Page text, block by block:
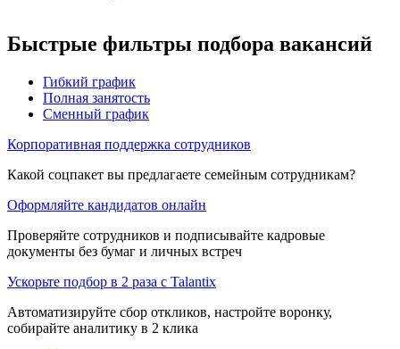
Быстрые фильтры подбора вакансий
Гибкий график
Полная занятость
Сменный график
Корпоративная поддержка сотрудников
Какой соцпакет вы предлагаете семейным сотрудникам?
Оформляйте кандидатов онлайн
Проверяйте сотрудников и подписывайте кадровые
документы без бумаг и личных встреч
Ускорьте подбор в 2 раза с Talantix
Автоматизируйте сбор откликов, настройте воронку,
собирайте аналитику в 2 клика